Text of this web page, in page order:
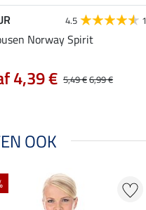
4.5
Norway Spirit
5,49 €6,99 €
4,39 €
OOK